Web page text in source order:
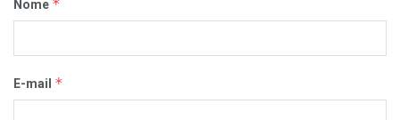
Nome *
E-mail *